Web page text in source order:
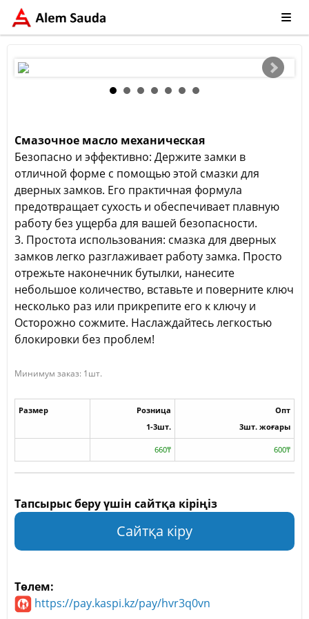
Смазочное масло механическая
Безопасно и эффективно: Держите замки в
отличной форме с помощью этой смазки для
дверных замков. Его практичная формула
предотвращает сухость и обеспечивает плавную
работу без ущерба для вашей безопасности.
3. Простота использования: смазка для дверных
замков легко разглаживает работу замка. Просто
отрежьте наконечник бутылки, нанесите
небольшое количество, вставьте и поверните ключ
несколько раз или прикрепите его к ключу и
Осторожно сожмите. Наслаждайтесь легкостью
блокировки без проблем!
Минимум заказ: 1шт.
Размер
Розница
1-3шт.
Опт
3шт. жоғары
660₸ 600₸
Тапсырыс беру үшін сайтқа кіріңіз
Сайтқа кіру
Төлем:
https://pay.kaspi.kz/pay/hvr3q0vn